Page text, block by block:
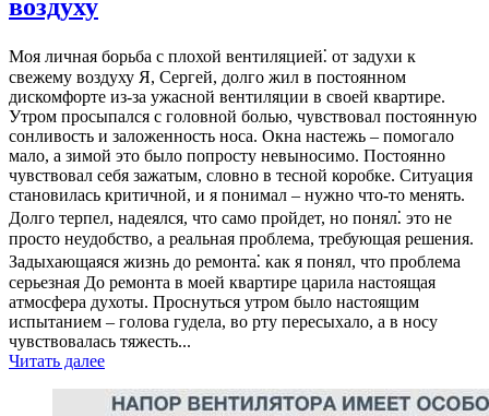
воздуху
Моя личная борьба с плохой вентиляцией⁚ от задухи к
свежему воздуху Я, Сергей, долго жил в постоянном
дискомфорте из-за ужасной вентиляции в своей квартире.
Утром просыпался с головной болью, чувствовал постоянную
сонливость и заложенность носа. Окна настежь – помогало
мало, а зимой это было попросту невыносимо. Постоянно
чувствовал себя зажатым, словно в тесной коробке. Ситуация
становилась критичной, и я понимал – нужно что-то менять.
Долго терпел, надеялся, что само пройдет, но понял⁚ это не
просто неудобство, а реальная проблема, требующая решения.
Задыхающаяся жизнь до ремонта⁚ как я понял, что проблема
серьезная До ремонта в моей квартире царила настоящая
атмосфера духоты. Проснуться утром было настоящим
испытанием – голова гудела, во рту пересыхало, а в носу
чувствовалась тяжесть...
Читать далее